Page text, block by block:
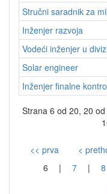
Stručni saradnik za
Inženjer razvoja
Vodeći inženjer u
Solar engineer
Inženjer finalne
Strana 6 od 20, 20
<< prva <
6
| 7 | 8